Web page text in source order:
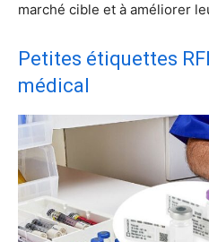
marché cible et à améliorer
Petites étiquettes
médical